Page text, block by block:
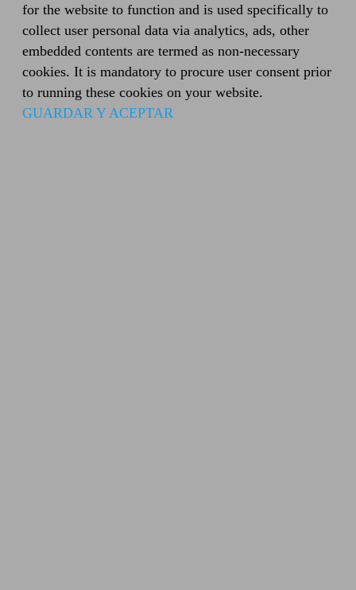
for the website to function and is used specifically to
collect user personal data via analytics, ads, other
embedded contents are termed as non-necessary
cookies. It is mandatory to procure user consent prior
to running these cookies on your website.
GUARDAR Y ACEPTAR